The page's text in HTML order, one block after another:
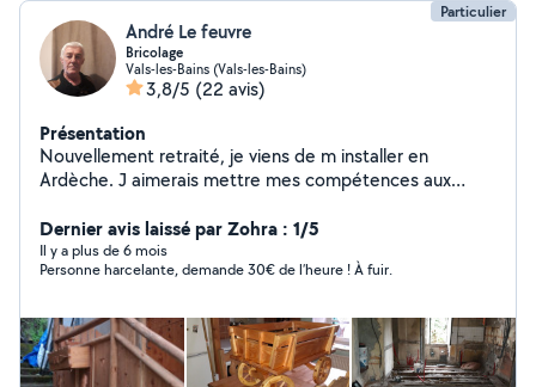
Particulier
André Le feuvre
Bricolage
Vals-les-Bains (Vals-les-Bains)
3,8/5 (22 avis)
Présentation
Nouvellement retraité, je viens de m installer en
Ardèche. J aimerais mettre mes compétences aux
ans d expérience ) , mais je suis diversifié dans le
domaine du batiment. Je suis de bons conseils et mon
objectif est de satisfaire les personnes m ayant fait
demande. Je peux également débroussailler votre
terrain.
Dernier avis laissé par Zohra : 1/5
Il y a plus de 6 mois
Personne harcelante, demande 30€ de l’heure ! À fuir.